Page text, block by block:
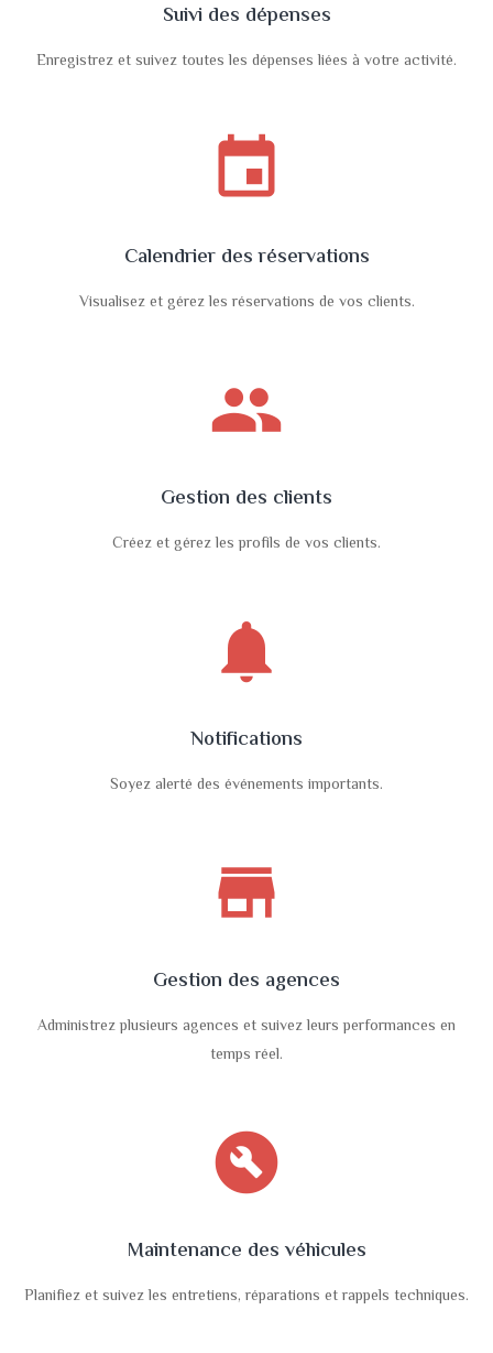
Suivi des dépenses
Enregistrez et suivez toutes les dépenses liées à votre activité.
event
Calendrier des réservations
Visualisez et gérez les réservations de vos clients.
people
Gestion des clients
Créez et gérez les profils de vos clients.
notifications
Notifications
Soyez alerté des événements importants.
store
Gestion des agences
Administrez plusieurs agences et suivez leurs performances en
temps réel.
build_circle
Maintenance des véhicules
Planifiez et suivez les entretiens, réparations et rappels techniques.